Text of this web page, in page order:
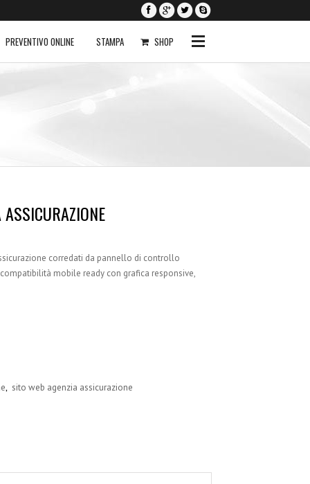
PREVENTIVO ONLINE STAMPA SHOP
corredati da pannello di controllo
mobile ready con grafica responsive,
, sito web agenzia assicurazione